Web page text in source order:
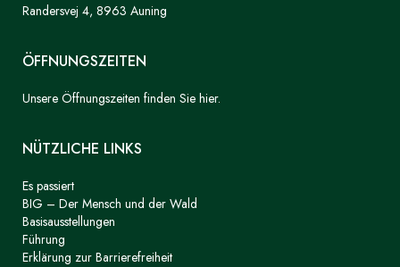
Randersvej 4, 8963 Auning
ÖFFNUNGSZEITEN
Unsere Öffnungszeiten finden Sie hier.
NÜTZLICHE LINKS
Es passiert
BIG – Der Mensch und der Wald
Basisausstellungen
Führung
Erklärung zur Barrierefreiheit